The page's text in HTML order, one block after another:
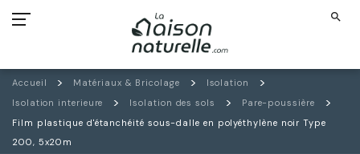
search
Accueil Matériaux & Bricolage
Isolation
Isolation interieure
Isolation des sols
Pare-poussière
Film plastique d'étanchéité sous-dalle en polyéthylène noir Type
200, 5x20m